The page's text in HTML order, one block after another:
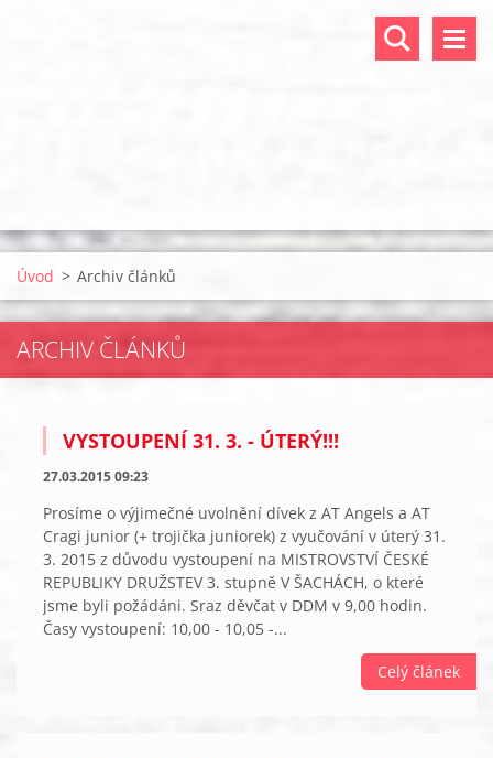
Úvod > Archiv článků
ARCHIV ČLÁNKŮ
VYSTOUPENÍ 31. 3. - ÚTERÝ!!!
27.03.2015 09:23
Prosíme o výjimečné uvolnění dívek z AT Angels a AT
Cragi junior (+ trojička juniorek) z vyučování v úterý 31.
3. 2015 z důvodu vystoupení na MISTROVSTVÍ ČESKÉ
REPUBLIKY DRUŽSTEV 3. stupně V ŠACHÁCH, o které
jsme byli požádáni. Sraz děvčat v DDM v 9,00 hodin.
Časy vystoupení: 10,00 - 10,05 -...
Celý článek